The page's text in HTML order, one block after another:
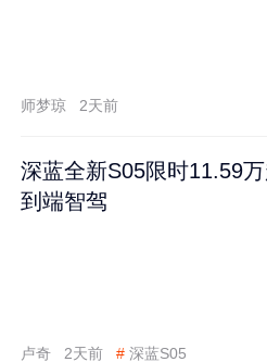
师梦琼 2天前
深蓝全新S05限时11.59
到端智驾
卢奇 2天前 # 深蓝S05